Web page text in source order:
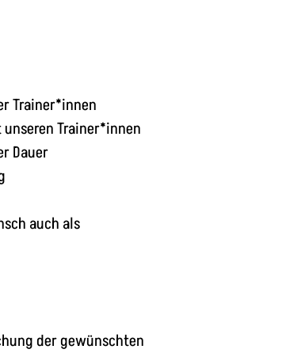
Trainer*innen
Trainer*innen
Dauer
auch als
der gewünschten